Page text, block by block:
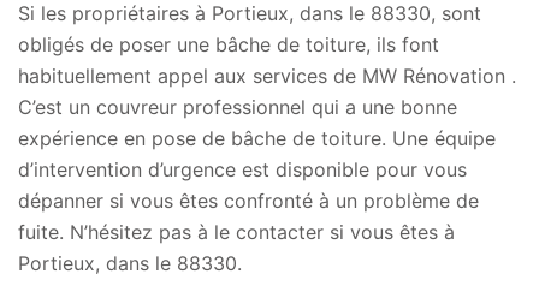
Si les propriétaires à Portieux, dans le 88330, sont
obligés de poser une bâche de toiture, ils font
habituellement appel aux services de MW Rénovation .
C’est un couvreur professionnel qui a une bonne
expérience en pose de bâche de toiture. Une équipe
d’intervention d’urgence est disponible pour vous
dépanner si vous êtes confronté à un problème de
fuite. N’hésitez pas à le contacter si vous êtes à
Portieux, dans le 88330.